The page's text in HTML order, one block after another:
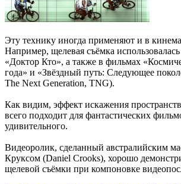
Эту технику иногда применяют и в
Например, щелевая съёмка использовалась
«Доктор Кто», а также в фильмах
года» и «Звёздный путь: Следующее
The Next Generation, TNG).
Как видим, эффект искажения
всего подходит для фантастических
удивительного.
Видеоролик, сделанный австралийским
Круксом (Daniel Crooks), хорошо
щелевой съёмки при компоновке